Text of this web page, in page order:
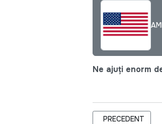
Ne ajuți enorm
ARTICOL
PRECEDENT